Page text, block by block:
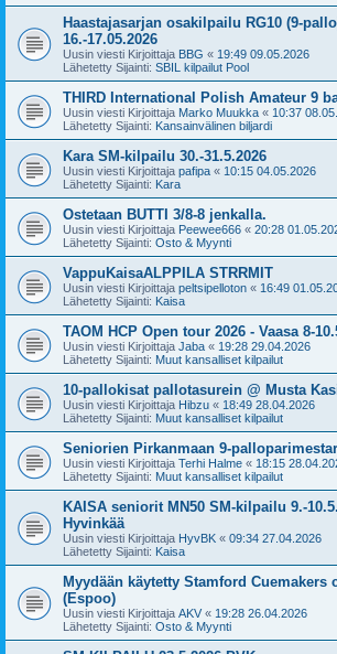
Haastajasarjan osakilpailu RG10 (9-
16.-17.05.2026
Uusin viesti Kirjoittaja BBG « 19:49 09.05.2026
Lähetetty Sijainti: SBIL kilpailut Pool
THIRD International Polish Amateur 9
Uusin viesti Kirjoittaja Marko Muukka « 10:37
Lähetetty Sijainti: Kansainvälinen biljardi
Kara SM-kilpailu 30.-31.5.2026
Uusin viesti Kirjoittaja pafipa « 10:15 04.05.2026
Lähetetty Sijainti: Kara
Ostetaan BUTTI 3/8-8 jenkalla.
Uusin viesti Kirjoittaja Peewee666 « 20:28
Lähetetty Sijainti: Osto & Myynti
VappuKaisaALPPILA STRRMIT
Uusin viesti Kirjoittaja peltsipelloton « 16:49
Lähetetty Sijainti: Kaisa
TAOM HCP Open tour 2026 - Vaasa 8-
Uusin viesti Kirjoittaja Jaba « 19:28 29.04.2026
Lähetetty Sijainti: Muut kansalliset kilpailut
10-pallokisat pallotasurein @ Musta
Uusin viesti Kirjoittaja Hibzu « 18:49 28.04.2026
Lähetetty Sijainti: Muut kansalliset kilpailut
Seniorien Pirkanmaan 9-
Uusin viesti Kirjoittaja Terhi Halme « 18:15
Lähetetty Sijainti: Muut kansalliset kilpailut
KAISA seniorit MN50 SM-kilpailu 9.-
Hyvinkää
Uusin viesti Kirjoittaja HyvBK « 09:34 27.04.2026
Lähetetty Sijainti: Kaisa
Myydään käytetty Stamford Cuemakers
(Espoo)
Uusin viesti Kirjoittaja AKV « 19:28 26.04.2026
Lähetetty Sijainti: Osto & Myynti